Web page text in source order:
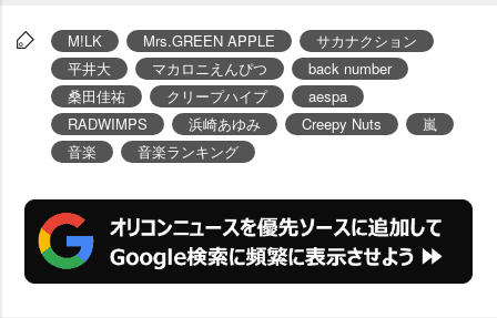
万回とした。わずか6.8万回差で2
位(前週2位)は「好きすぎて滅!」
(週間再生数692.8万回/前週比2.
1%減)。登場28週目で20週連続・
た。累積再生数は2億331.5万回と
なり、自身初の累積2億回突破作
品となった。
M!LK Mrs.GREEN APPLE
サカナクション
平井大
マカロニえんぴつ
back number
桑田佳祐
クリープハイプ
aespa
RADWIMPS
浜崎あゆみ Creepy Nuts
嵐
音楽
音楽ランキング